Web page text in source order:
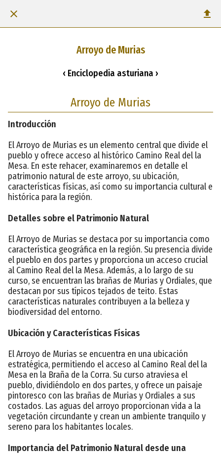
Arroyo de Murias
‹ Enciclopedia asturiana ›
Arroyo de Murias
Introducción
El Arroyo de Murias es un elemento central que divide el
pueblo y ofrece acceso al histórico Camino Real del la
Mesa. En este rehacer, examinaremos en detalle el
patrimonio natural de este arroyo, su ubicación,
características físicas, así como su importancia cultural e
histórica para la región.
Detalles sobre el Patrimonio Natural
El Arroyo de Murias se destaca por su importancia como
característica geográfica en la región. Su presencia divide
el pueblo en dos partes y proporciona un acceso crucial
al Camino Real del la Mesa. Además, a lo largo de su
curso, se encuentran las brañas de Murias y Ordiales, que
destacan por sus típicos tejados de teito. Estas
características naturales contribuyen a la belleza y
biodiversidad del entorno.
Ubicación y Características Físicas
El Arroyo de Murias se encuentra en una ubicación
estratégica, permitiendo el acceso al Camino Real del la
Mesa en la Braña de la Corra. Su curso atraviesa el
pueblo, dividiéndolo en dos partes, y ofrece un paisaje
pintoresco con las brañas de Murias y Ordiales a sus
costados. Las aguas del arroyo proporcionan vida a la
vegetación circundante y crean un ambiente tranquilo y
sereno para los habitantes locales.
Importancia del Patrimonio Natural desde una